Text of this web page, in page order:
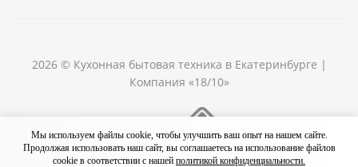
2026 © Кухонная бытовая техника в Екатеринбурге |
Компания «18/10»
Мы используем файлы cookie, чтобы улучшить ваш опыт на нашем сайте.
Продолжая использовать наш сайт, вы соглашаетесь на использование файлов
cookie в соответствии с нашей политикой конфиденциальности.